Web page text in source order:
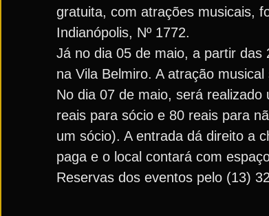
gratuita, com atrações musicais,
Indianópolis, Nº 1772.
Já no dia 05 de maio, a partir das
na Vila Belmiro. A atração
No dia 07 de maio, será
reais para sócio e 80 reais para
um sócio). A entrada dá direito a
paga e o local contará com
Reservas dos eventos pelo (13)